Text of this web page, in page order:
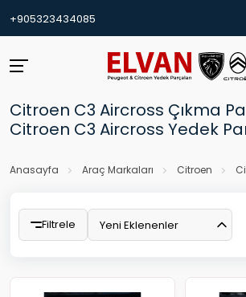
+905323434085
Citroen C3 Aircross Çıkma
Citroen C3 Aircross Yedek
Anasayfa Araç Markaları Citroen
Filtrele Yeni Eklenenler